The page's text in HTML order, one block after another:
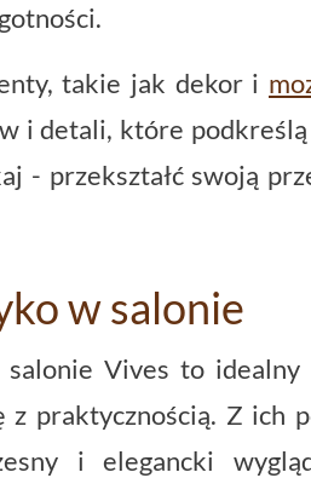
takie jak dekor i
i detali, które
- przekształć swoją
w salonie
salonie Vives to
z praktycznością. Z ich
i elegancki